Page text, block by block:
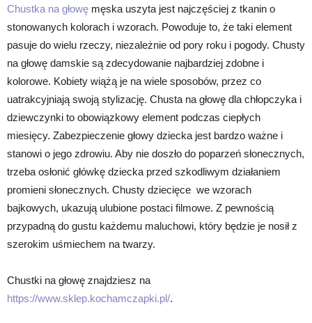
Chustka na głowę męska uszyta jest najczęściej z tkanin o
stonowanych kolorach i wzorach. Powoduje to, że taki element
pasuje do wielu rzeczy, niezależnie od pory roku i pogody. Chusty
na głowę damskie są zdecydowanie najbardziej zdobne i
kolorowe. Kobiety wiążą je na wiele sposobów, przez co
uatrakcyjniają swoją stylizację. Chusta na głowę dla chłopczyka i
dziewczynki to obowiązkowy element podczas ciepłych
miesięcy. Zabezpieczenie głowy dziecka jest bardzo ważne i
stanowi o jego zdrowiu. Aby nie doszło do poparzeń słonecznych,
trzeba osłonić główkę dziecka przed szkodliwym działaniem
promieni słonecznych. Chusty dziecięce we wzorach
bajkowych, ukazują ulubione postaci filmowe. Z pewnością
przypadną do gustu każdemu maluchowi, który będzie je nosił z
szerokim uśmiechem na twarzy.
Chustki na głowę znajdziesz na
https://www.sklep.kochamczapki.pl/.